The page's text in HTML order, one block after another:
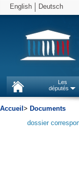
English Deutsch
Les
députés
Accueil > Documents
dossier